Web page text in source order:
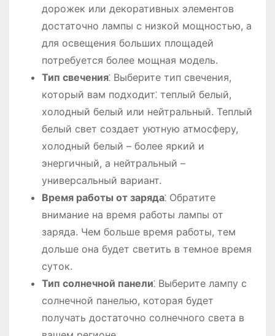
дорожек или декоративных элементов
достаточно лампы с низкой мощностью, а
для освещения больших площадей
потребуется более мощная модель.
Тип свечения⁚ Выберите тип свечения,
который вам подходит⁚ теплый белый,
холодный белый или нейтральный. Теплый
белый свет создает уютную атмосферу,
холодный белый – более яркий и
энергичный, а нейтральный –
универсальный вариант.
Время работы от заряда⁚ Обратите
внимание на время работы лампы от
заряда. Чем больше время работы, тем
дольше она будет светить в темное время
суток.
Тип солнечной панели⁚ Выберите лампу с
солнечной панелью, которая будет
получать достаточно солнечного света в